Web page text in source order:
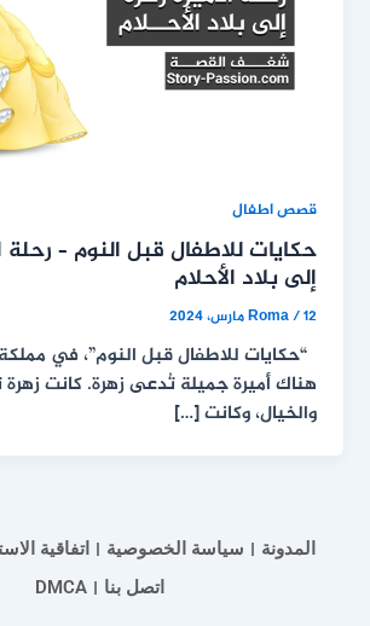
قصص اطفال
حكايات للاطفال قبل النوم – رحلة
إلى بلاد الأحلام
Roma/12 مارس، 2024
“حكايات للاطفال قبل النوم”، في
هناك أميرة جميلة تُدعى زهرة. كانت زهرة
والخيال، وكانت […]
المدونة سياسة الخصوصية اتفاقية
اتصل بنا
DMCA